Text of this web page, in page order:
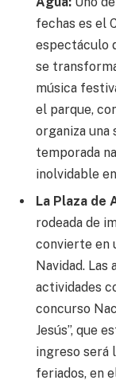
fechas es el
espectáculo
se
música
el parque,
organiza una
temporada
inolvidable
La Plaza de
rodeada de
convierte en
Navidad.
actividades
concurso
Jesús”, que
ingreso será
feriados, en